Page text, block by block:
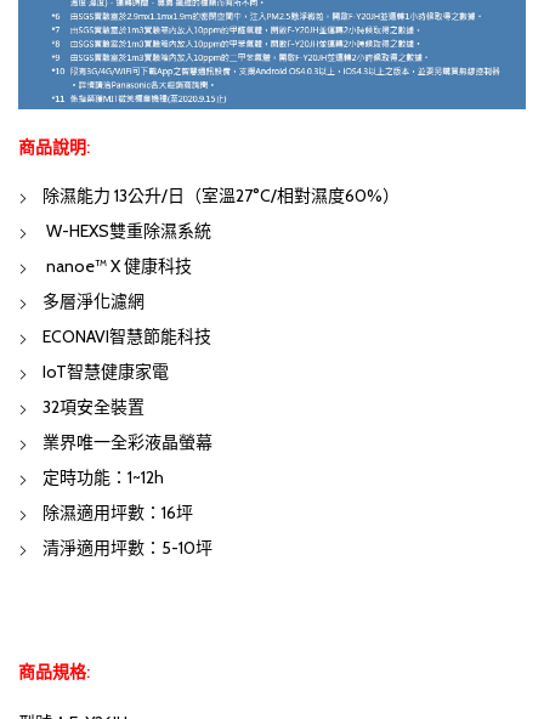
商品說明:
除濕能力 13公升/日（室溫27°C/相對濕度60%）
W-HEXS雙重除濕系統
nanoe™ X 健康科技
多層淨化濾網
ECONAVI智慧節能科技
IoT智慧健康家電
32項安全裝置
業界唯一全彩液晶螢幕
定時功能：1~12h
除濕適用坪數：16坪
清淨適用坪數：5-10坪
商品規格: